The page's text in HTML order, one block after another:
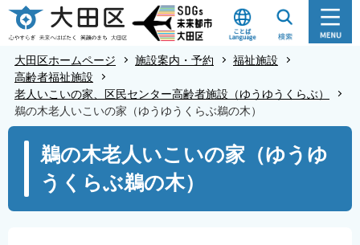
こ
の
す
大田区ホームページ 施設案内・予約
福祉施設
高齢者福祉施設
老人いこいの家、区民センター高齢者施設（ゆうゆうくらぶ）
鵜の木老人いこいの家（ゆうゆうくらぶ鵜の木）
鵜の木老人いこいの家（ゆうゆ
うくらぶ鵜の木）